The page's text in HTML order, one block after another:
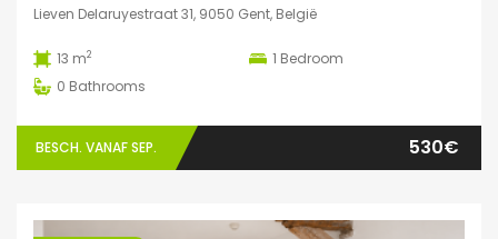
Lieven Delaruyestraat 31, 9050 Gent, België
13 m2 1 Bedroom
0 Bathrooms
BESCH. VANAF SEP. 530€